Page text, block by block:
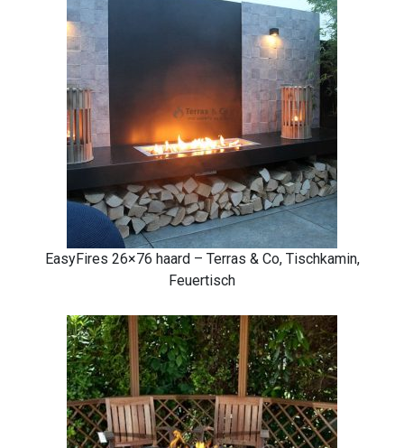
EasyFires 26×76 haard – Terras & Co, Tischkamin,
Feuertisch